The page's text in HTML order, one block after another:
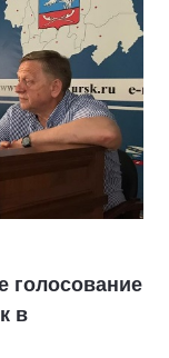
голосование
в